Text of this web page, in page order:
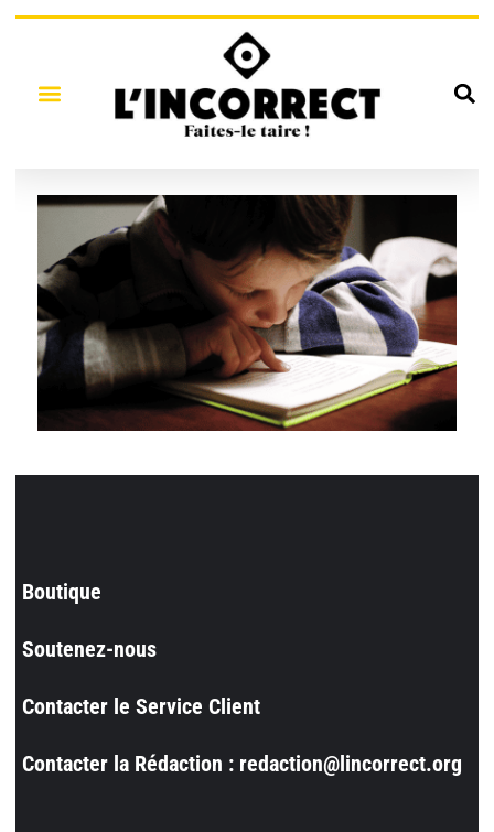
Boutique
Soutenez-nous
Contacter le Service Client
Contacter la Rédaction : redaction@lincorrect.org